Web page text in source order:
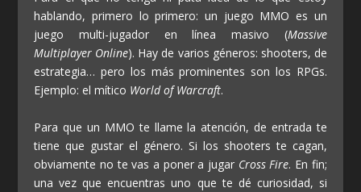
hablando, primero lo primero: un juego MMO es un
juego multi-jugador en línea masivo (Massive
Multiplayer Online). Hay de varios géneros: shooters, de
estrategia… pero los más prominentes son los RPGs.
Ejemplo: el mítico World of Warcraft.
Para que un MMO te llame la atención, de entrada te
tiene que gustar el género. Si los shooters te cagan,
obviamente no te vas a poner a jugar Cross Fire. En fin;
una vez que encuentras uno que te dé curiosidad, si